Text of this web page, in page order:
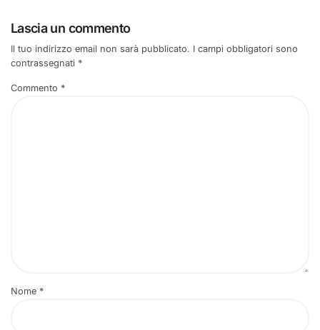
Lascia un commento
Il tuo indirizzo email non sarà pubblicato. I campi obbligatori sono
contrassegnati *
Commento *
Nome *